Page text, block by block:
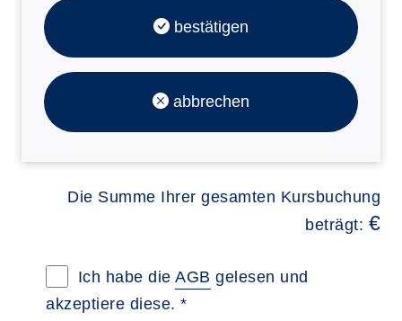
bestätigen
abbrechen
Die Summe Ihrer gesamten Kursbuchung
beträgt: €
Allgemeine Geschäftsbedingungen im
Ich habe die AGB gelesen und
akzeptiere diese. *